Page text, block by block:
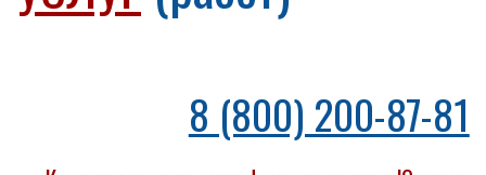
8 (800) 200-87-81